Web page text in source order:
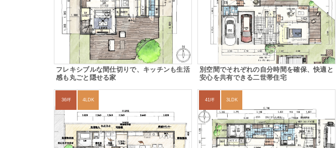
フレキシブルな間仕切りで、キッチンも生活
感も丸ごと隠せる家
別空間でそれぞれの自分時間を確保、快適と
安心を共有できる二世帯住宅
36坪 4LDK 41坪 3LDK